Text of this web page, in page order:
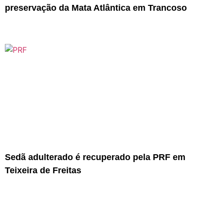
preservação da Mata Atlântica em Trancoso
Sedã adulterado é recuperado pela PRF em
Teixeira de Freitas